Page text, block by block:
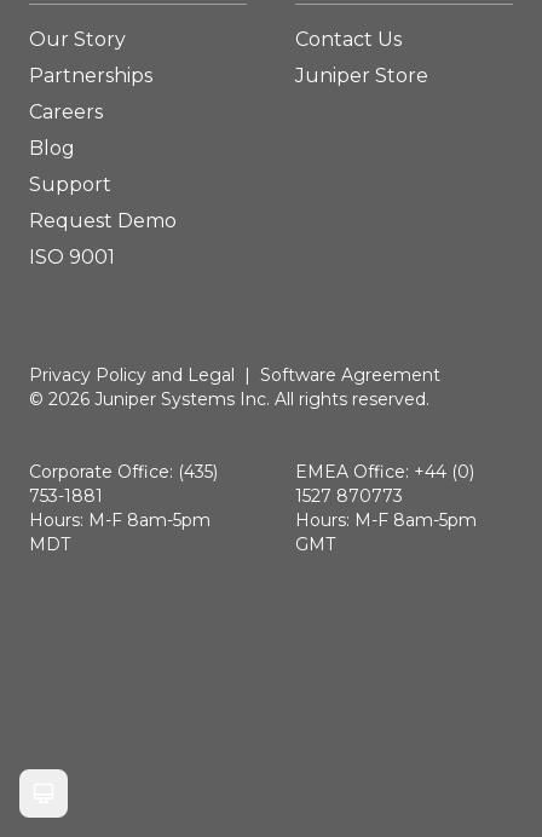
Our Story
Partnerships
Careers
Blog
Support
Request Demo
ISO 9001
Contact Us
Juniper Store
Privacy Policy and Legal | Software Agreement
© 2026 Juniper Systems Inc. All rights reserved.
Corporate Office: (435)
753-1881
Hours: M-F 8am-5pm
MDT
EMEA Office: +44 (0)
1527 870773
Hours: M-F 8am-5pm
GMT